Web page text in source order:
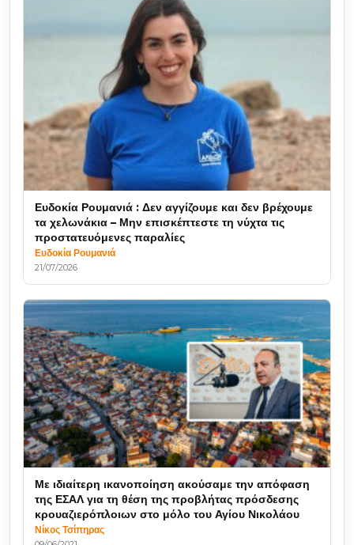
Ευδοκία Ρουμανιά : Δεν αγγίζουμε και δεν βρέχουμε
τα χελωνάκια – Μην επισκέπτεστε τη νύχτα τις
προστατευόμενες παραλίες
Ευδοκία Ρουμανιά
21/07/2026
Με ιδιαίτερη ικανοποίηση ακούσαμε την απόφαση
της ΕΣΑΛ για τη θέση της προβλήτας πρόσδεσης
κρουαζιερόπλοιων στο μόλο του Αγίου Νικολάου
Νίκος Τσίπηρας